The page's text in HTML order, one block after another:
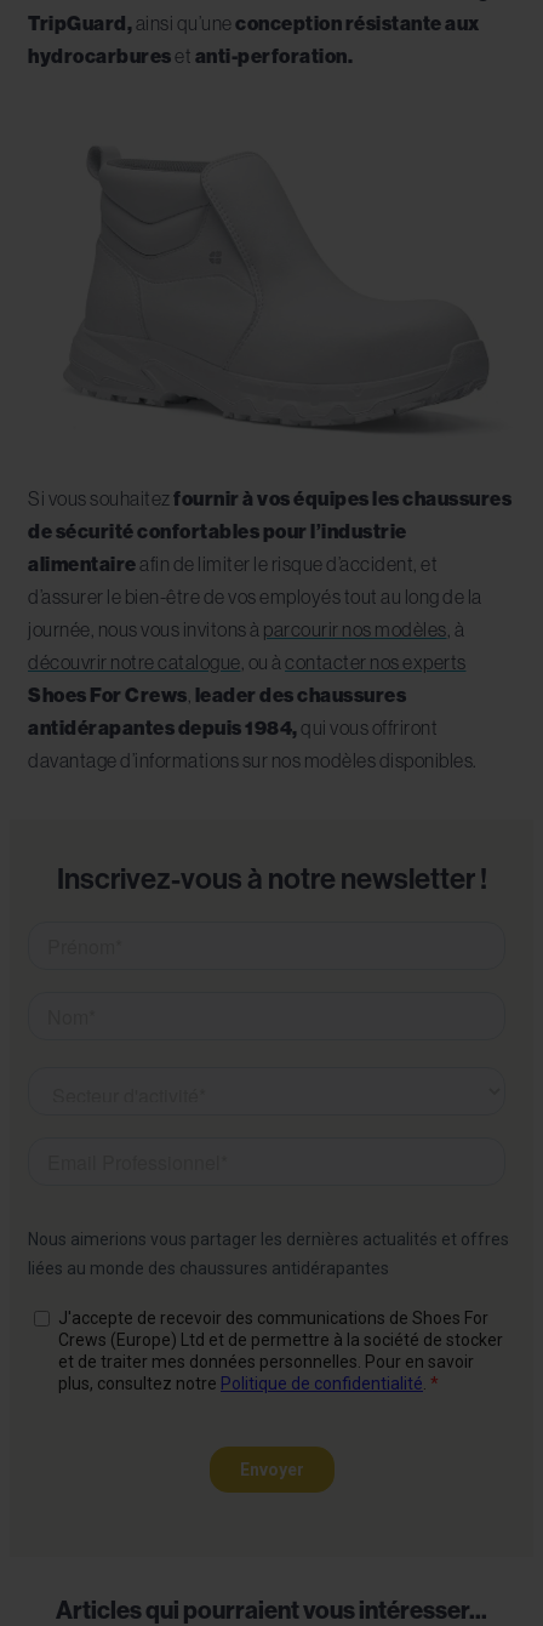
TripGuard,ainsi qu’uneconception résistante aux
hydrocarbureset anti-perforation.
Si vous souhaitezfournir à vos équipes les chaussures
de sécurité confortables pour l’industrie
alimentaireafin de limiter le risque d’accident, et
d’assurer le bien-être de vos employés tout au long de la
journée, nous vous invitons à parcourir nos modèles , à
découvrir notre catalogue , ou à contacter nos experts
Shoes For Crews leader des chaussures
antidérapantes depuis 1984,qui vous offriront
davantage d’informations sur nos modèles disponibles.
Inscrivez-vous à notre newsletter !
Articles qui pourraient vous intéresser...